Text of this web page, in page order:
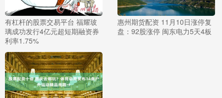
有杠杆的股票交易平台 福耀玻
璃成功发行4亿元超短期融资券
利率1.75%
惠州期货配资 11月10日涨停复
盘：92股涨停 闽东电力5天4板